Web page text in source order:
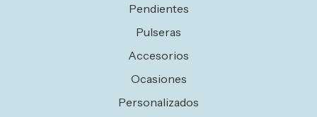
Pendientes
Pulseras
Accesorios
Ocasiones
Personalizados